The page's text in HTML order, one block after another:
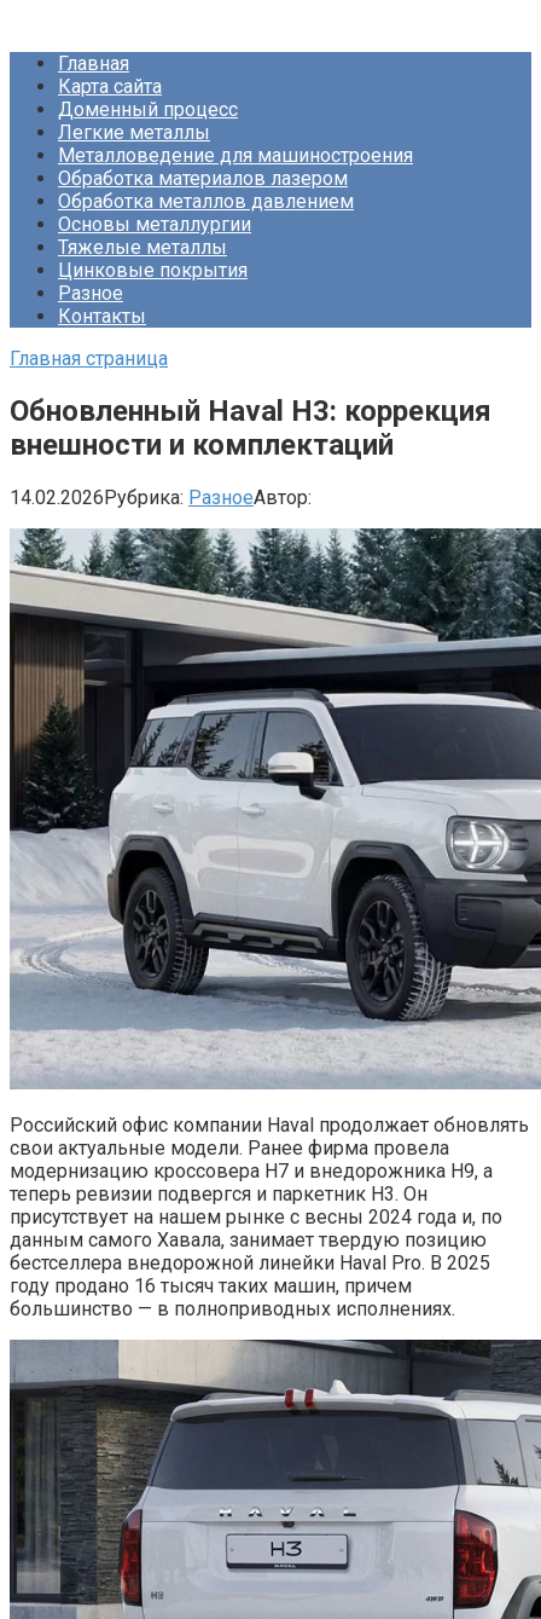
контентуГлавная
Карта сайта
Доменный процесс
Легкие металлы
Металловедение для машиностроения
Обработка материалов лазером
Обработка металлов давлением
Основы металлургии
Тяжелые металлы
Цинковые покрытия
Разное
Контакты
Главная страница
Обновленный Haval H3: коррекция
внешности и комплектаций
14.02.2026Рубрика: РазноеАвтор:
Российский офис компании Haval продолжает обновлять
свои актуальные модели. Ранее фирма провела
модернизацию кроссовера H7 и внедорожника H9, а
теперь ревизии подвергся и паркетник H3. Он
присутствует на нашем рынке с весны 2024 года и, по
данным самого Хавала, занимает твердую позицию
бестселлера внедорожной линейки Haval Pro. В 2025
году продано 16 тысяч таких машин, причем
большинство — в полноприводных исполнениях.